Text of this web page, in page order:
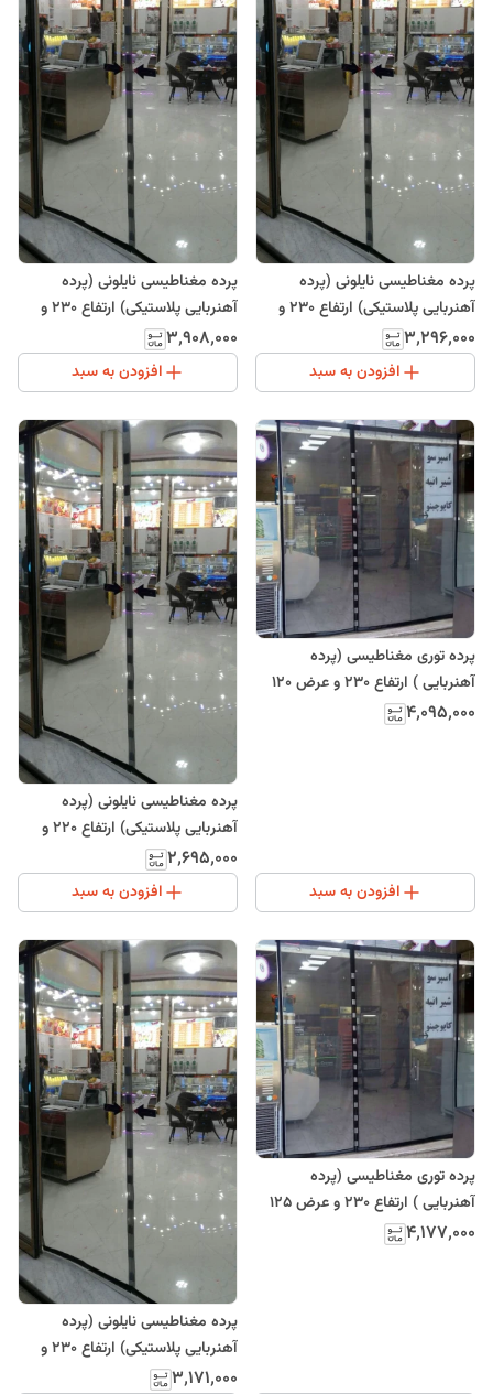
پرده مغناطیسی نایلونی (پرده
آهنربایی پلاستیکی) ارتفاع 230 و
عرض 130
۳٬۲۹۶٬۰۰۰
افزودن به سبد
پرده مغناطیسی نایلونی (پرده
آهنربایی پلاستیکی) ارتفاع 230 و
عرض 180
۳٬۹۰۸٬۰۰۰
افزودن به سبد
پرده توری مغناطیسی (پرده
آهنربایی ) ارتفاع 230 و عرض 120
(ارسال رایگان)
۴٬۰۹۵٬۰۰۰
افزودن به سبد
پرده مغناطیسی نایلونی (پرده
آهنربایی پلاستیکی) ارتفاع 220 و
عرض 200
۲٬۶۹۵٬۰۰۰
افزودن به سبد
پرده توری مغناطیسی (پرده
آهنربایی ) ارتفاع 230 و عرض 125
(ارسال رایگان)
۴٬۱۷۷٬۰۰۰
پرده مغناطیسی نایلونی (پرده
آهنربایی پلاستیکی) ارتفاع 230 و
عرض 120
۳٬۱۷۱٬۰۰۰